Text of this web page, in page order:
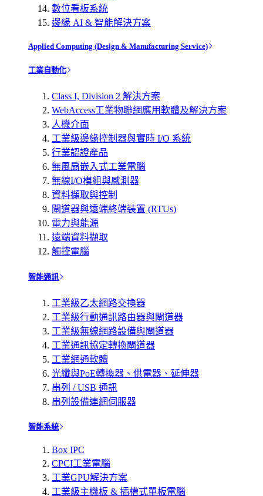
數位看板系統
邊緣 AI & 智能解決方案
Applied Computing (Design & Manufacturing Service)
工業自動化
Class I, Division 2 解決方案
WebAccess工業物聯網應用軟體及解決方案
人機介面
工業級邊緣控制器與實時 I/O 系統
行業認證產品
無風扇嵌入式工業電腦
無線I/O模組與感測器
資料擷取與控制
閘道器與遠端終端裝置 (RTUs)
電力與能源
遠端資料擷取
觸控電腦
智能通訊
工業級乙太網路交換器
工業級行動通訊路由器與閘道器
工業級無線網路設備與閘道器
工業通訊協定轉換閘道器
工業網通軟體
光纖與PoE轉換器、供電器、延伸器
串列 / USB 通訊
串列設備連網伺服器
智能系統
Box IPC
CPCI工業電腦
工業GPU解決方案
工業級主機板 & 插槽式單板電腦